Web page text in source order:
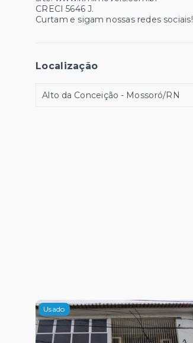
CRECI 5646 J.
Curtam e sigam nossas redes sociais!
Localização
Alto da Conceição - Mossoró/RN
Usado